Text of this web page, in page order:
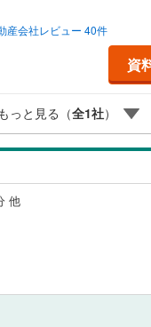
しを進めていきましょう
キャンペーン対象店舗】
える「Yahoo！ 不動産 物
をもらう」「見学予約を
！ JAPAN IDでログイン
はできません。ご案内・
産会社レビュー 40件
資
っと見る（全1社）
他
） 浴室
） 専用
ット